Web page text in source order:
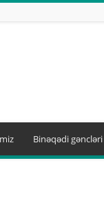
Binəqədi gəncləri